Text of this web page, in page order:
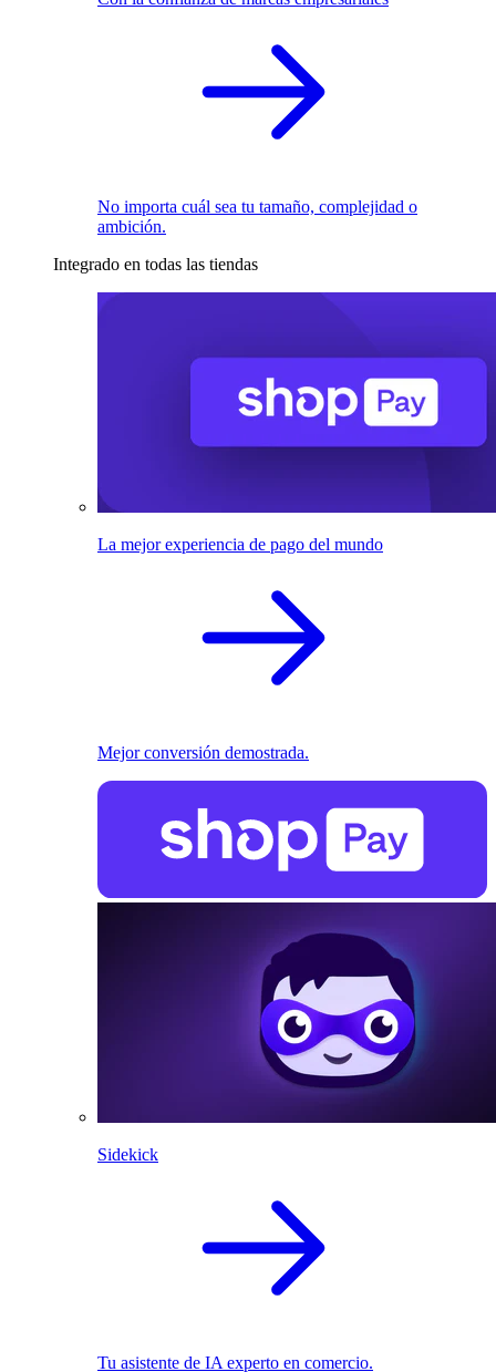
No importa cuál sea tu tamaño, complejidad o
ambición.
Integrado en todas las tiendas
La mejor experiencia de pago del mundo
Mejor conversión demostrada.
Sidekick
Tu asistente de IA experto en comercio.